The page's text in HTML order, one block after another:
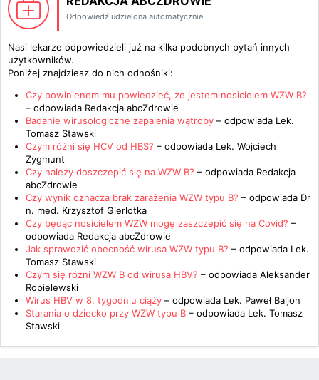
Odpowiedź udzielona automatycznie
Nasi lekarze odpowiedzieli już na kilka podobnych pytań innych
użytkowników.
Poniżej znajdziesz do nich odnośniki:
Czy powinienem mu powiedzieć, że jestem nosicielem WZW B?
– odpowiada Redakcja abcZdrowie
Badanie wirusologiczne zapalenia wątroby – odpowiada Lek.
Tomasz Stawski
Czym różni się HCV od HBS? – odpowiada Lek. Wojciech
Zygmunt
Czy należy doszczepić się na WZW B? – odpowiada Redakcja
abcZdrowie
Czy wynik oznacza brak zarażenia WZW typu B? – odpowiada Dr
n. med. Krzysztof Gierlotka
Czy będąc nosicielem WZW mogę zaszczepić się na Covid? –
odpowiada Redakcja abcZdrowie
Jak sprawdzić obecność wirusa WZW typu B? – odpowiada Lek.
Tomasz Stawski
Czym się różni WZW B od wirusa HBV? – odpowiada Aleksander
Ropielewski
Wirus HBV w 8. tygodniu ciąży – odpowiada Lek. Paweł Baljon
Starania o dziecko przy WZW typu B – odpowiada Lek. Tomasz
Stawski